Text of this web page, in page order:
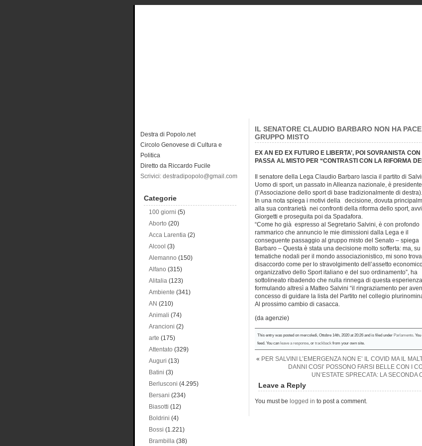
IL SENATORE CLAUDIO BARBARO NON HA
GRUPPO MISTO
EX AN ED EX FUTURO E LIBERTA’, POI SOVRANISTA
PASSA AL MISTO PER “CONTRASTI CON LA RIFORMA
Il senatore della Lega Claudio Barbaro lascia il partito di
Uomo di sport, un passato in Alleanza nazionale, è
(l’Associazione dello sport di base tradizionalmente di destra).
In una nota spiega i motivi della decisione, dovuta
alla sua contrarietà nei confronti della riforma dello sport,
Giorgetti e proseguita poi da Spadafora.
“Come ho già espresso al Segretario Salvini, è con profondo
rammarico che annuncio le mie dimissioni dalla Lega e il
conseguente passaggio al gruppo misto del Senato – spiega
Barbaro – Questa è stata una decisione molto sofferta: ma, su
tematiche nodali per il mondo associazionistico, mi sono
disaccordo come per lo stravolgimento dell’assetto
organizzativo dello Sport italiano e del suo ordinamento”, ha
sottolineato ribadendo che nulla rinnega di questa esperienza
formulando altresì a Matteo Salvini “il ringraziamento per
concesso di guidare la lista del Partito nel collegio
Al prossimo cambio di casacca.
(da agenzie)
This entry was posted on mercoledì, Ottobre 14th, 2020 at 20:26 and is filed under Parlamento .
feed. You can leave a response , or trackback from your own site.
« PER SALVINI L’EMERGENZA NON E’ IL COVID MA IL
DANNI COSI’ POSSONO FARSI BELLE CON I
UN’ESTATE SPRECATA: LA SECONDA
Leave a Reply
You must be logged in to post a comment.
Destra di Popolo.net
Circolo Genovese di Cultura e
Politica
Diretto da Riccardo Fucile
Scrivici: destradipopolo@gmail.com
Categorie
100 giorni (5)
Aborto (20)
Acca Larentia (2)
Alcool (3)
Alemanno (150)
Alfano (315)
Alitalia (123)
Ambiente (341)
AN (210)
Animali (74)
Arancioni (2)
arte (175)
Attentato (329)
Auguri (13)
Batini (3)
Berlusconi (4.295)
Bersani (234)
Biasotti (12)
Boldrini (4)
Bossi (1.221)
Brambilla (38)